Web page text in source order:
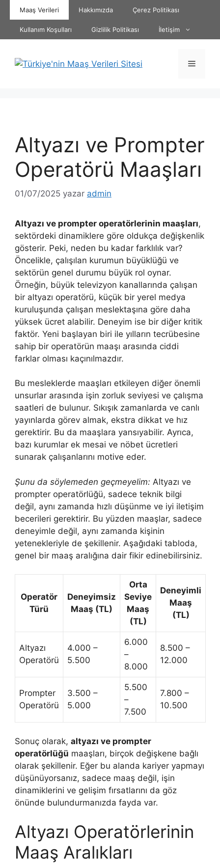
İçeriğe
atla
Maaş Verileri Hakkımızda Çerez Politikası
Kullanım Koşulları Gizlilik Politikası İletişim
Menü
Altyazı ve Prompter
Operatörü Maaşları
01/07/2025 yazar admin
Altyazı ve prompter operatörlerinin maaşları,
sektördeki dinamiklere göre oldukça değişkenlik
gösterir. Peki, neden bu kadar farklılık var?
Öncelikle, çalışılan kurumun büyüklüğü ve
sektörün genel durumu büyük rol oynar.
Örneğin, büyük televizyon kanallarında çalışan
bir altyazı operatörü, küçük bir yerel medya
kuruluşunda çalışan meslektaşına göre daha
yüksek ücret alabilir. Deneyim ise bir diğer kritik
faktör. Yeni başlayan biri ile yılların tecrübesine
sahip bir operatörün maaşı arasında ciddi
farklar olması kaçınılmazdır.
Bu mesleklerde maaşları etkileyen diğer önemli
unsurlar arasında işin zorluk seviyesi ve çalışma
saatleri de bulunur. Sıkışık zamanlarda ve canlı
yayınlarda görev almak, ekstra dikkat ve hız
gerektirir. Bu da maaşlara yansıyabilir. Ayrıca,
bazı kurumlar ek mesai ve nöbet ücretleri
sunarak çalışanlarını motive eder.
Şunu da söylemeden geçmeyelim: Altyazı ve
prompter operatörlüğü, sadece teknik bilgi
değil, aynı zamanda hızlı düşünme ve iyi iletişim
becerileri gerektirir. Bu yüzden maaşlar, sadece
deneyimle değil, aynı zamanda kişinin
yetenekleriyle de şekillenir. Aşağıdaki tabloda,
genel bir maaş aralığına dair fikir edinebilirsiniz.
Operatör
Türü
Deneyimsiz
Maaş (TL)
Orta
Seviye
Maaş
(TL)
Deneyimli
Maaş
(TL)
Altyazı
Operatörü
4.000 –
5.500
6.000
–
8.000
8.500 –
12.000
Prompter
Operatörü
3.500 –
5.000
5.500
–
7.500
7.800 –
10.500
Sonuç olarak, altyazı ve prompter
operatörlüğü maaşları, birçok değişkene bağlı
olarak şekillenir. Eğer bu alanda kariyer yapmayı
düşünüyorsanız, sadece maaş değil, işin
dinamiklerini ve gelişim fırsatlarını da göz
önünde bulundurmanızda fayda var.
Altyazı Operatörlerinin
Maaş Aralıkları